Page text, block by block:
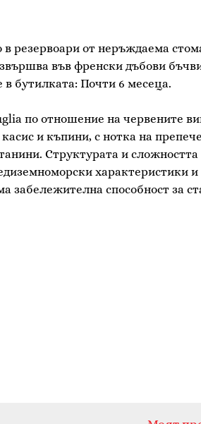
в резервоари от неръждаема
във френски дъбови
в бутилката: Почти 6 месеца.
по отношение на червените
и къпини, с нотка на
Структурата и сложността
характеристики и
забележителна способност за